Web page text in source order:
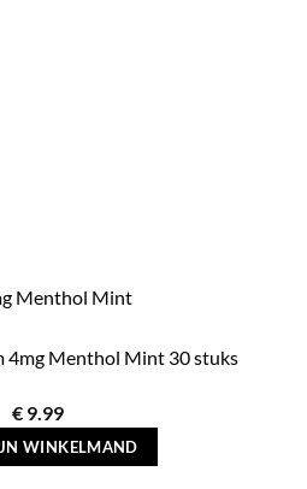
4mg Menthol Mint 30 stuks
€9.99
WINKELMAND